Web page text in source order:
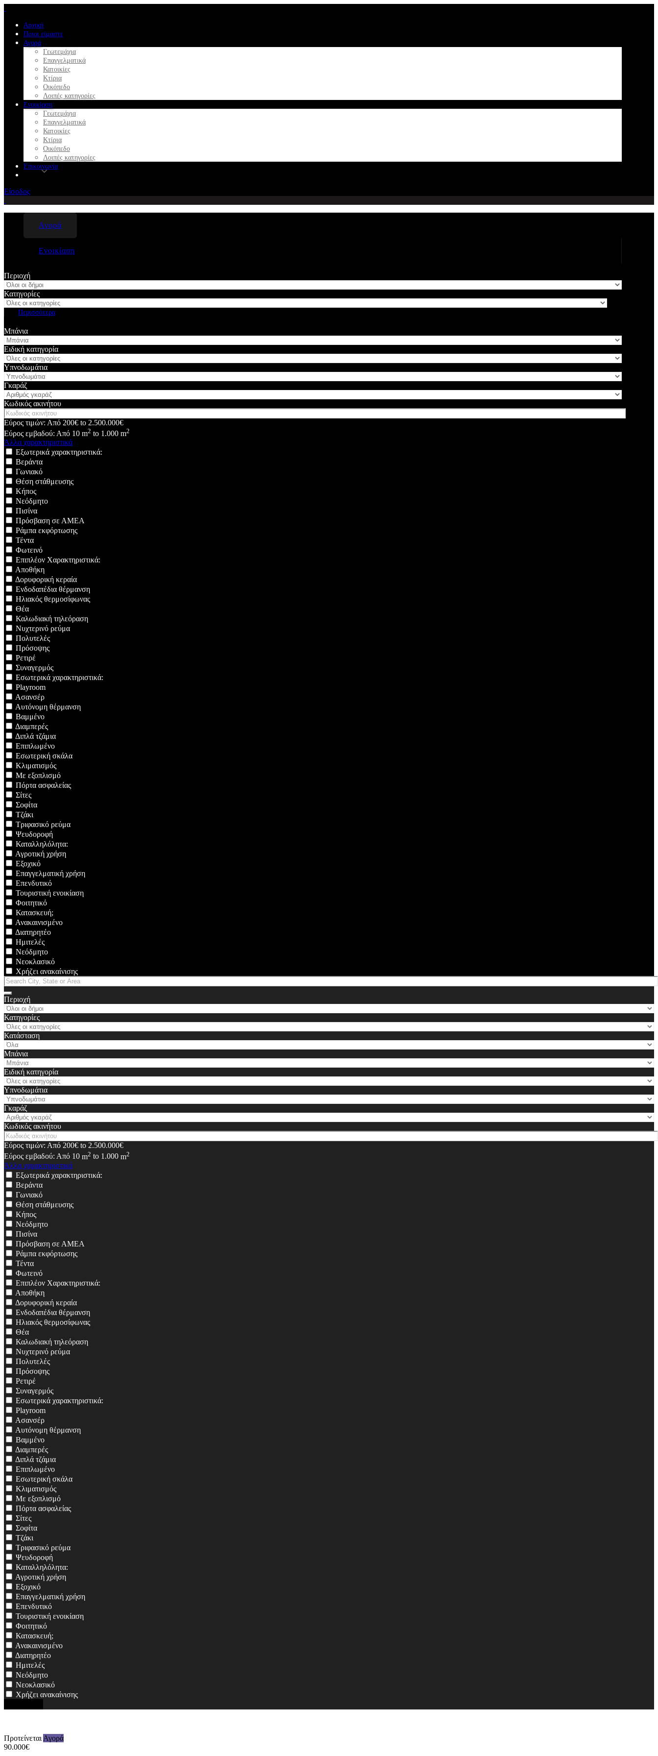
Αρχική
Ποιοι είμαστε
Αγορά
Γεωτεμάχια
Επαγγελματικά
Κατοικίες
Κτίρια
Οικόπεδο
Λοιπές κατηγορίες
Ενοικίαση
Γεωτεμάχια
Επαγγελματικά
Κατοικίες
Κτίρια
Οικόπεδο
Λοιπές κατηγορίες
Επικοινωνία
Είσοδος
Αγορά
Ενοικίαση
Περιοχή
Κατηγορίες
Περισσότερα
Μπάνια
Ειδική κατηγορία
Υπνοδωμάτια
Γκαράζ
Κωδικός ακινήτου
Εύρος τιμών: Από 200€ to 2.500.000€
Εύρος εμβαδού: Από 10 m2 to 1.000 m2
Άλλα χαρακτηριστικά
Εξωτερικά χαρακτηριστικά:
Βεράντα
Γωνιακό
Θέση στάθμευσης
Κήπος
Νεόδμητο
Πισίνα
Πρόσβαση σε ΑΜΕΑ
Ράμπα εκφόρτωσης
Τέντα
Φωτεινό
Επιπλέον Χαρακτηριστικά:
Αποθήκη
Δορυφορική κεραία
Ενδοδαπέδια θέρμανση
Ηλιακός θερμοσίφωνας
Θέα
Καλωδιακή τηλεόραση
Νυχτερινό ρεύμα
Πολυτελές
Πρόσοψης
Ρετιρέ
Συναγερμός
Εσωτερικά χαρακτηριστικά:
Playroom
Ασανσέρ
Αυτόνομη θέρμανση
Βαμμένο
Διαμπερές
Διπλά τζάμια
Επιπλωμένο
Εσωτερική σκάλα
Κλιματισμός
Με εξοπλισμό
Πόρτα ασφαλείας
Σίτες
Σοφίτα
Τζάκι
Τριφασικό ρεύμα
Ψευδοροφή
Καταλληλόλητα:
Αγροτική χρήση
Εξοχικό
Επαγγελματική χρήση
Επενδυτικό
Τουριστική ενοικίαση
Φοιτητικό
Κατασκευή;
Ανακαινισμένο
Διατηρητέο
Ημιτελές
Νεόδμητο
Νεοκλασικό
Χρήζει ανακαίνισης
Περιοχή
Κατηγορίες
Κατάσταση
Μπάνια
Ειδική κατηγορία
Υπνοδωμάτια
Γκαράζ
Κωδικός ακινήτου
Εύρος τιμών: Από 200€ to 2.500.000€
Εύρος εμβαδού: Από 10 m2 to 1.000 m2
Άλλα χαρακτηριστικά
Εξωτερικά χαρακτηριστικά:
Βεράντα
Γωνιακό
Θέση στάθμευσης
Κήπος
Νεόδμητο
Πισίνα
Πρόσβαση σε ΑΜΕΑ
Ράμπα εκφόρτωσης
Τέντα
Φωτεινό
Επιπλέον Χαρακτηριστικά:
Αποθήκη
Δορυφορική κεραία
Ενδοδαπέδια θέρμανση
Ηλιακός θερμοσίφωνας
Θέα
Καλωδιακή τηλεόραση
Νυχτερινό ρεύμα
Πολυτελές
Πρόσοψης
Ρετιρέ
Συναγερμός
Εσωτερικά χαρακτηριστικά:
Playroom
Ασανσέρ
Αυτόνομη θέρμανση
Βαμμένο
Διαμπερές
Διπλά τζάμια
Επιπλωμένο
Εσωτερική σκάλα
Κλιματισμός
Με εξοπλισμό
Πόρτα ασφαλείας
Σίτες
Σοφίτα
Τζάκι
Τριφασικό ρεύμα
Ψευδοροφή
Καταλληλόλητα:
Αγροτική χρήση
Εξοχικό
Επαγγελματική χρήση
Επενδυτικό
Τουριστική ενοικίαση
Φοιτητικό
Κατασκευή;
Ανακαινισμένο
Διατηρητέο
Ημιτελές
Νεόδμητο
Νεοκλασικό
Χρήζει ανακαίνισης
Προτείνεται Αγορά
90.000€